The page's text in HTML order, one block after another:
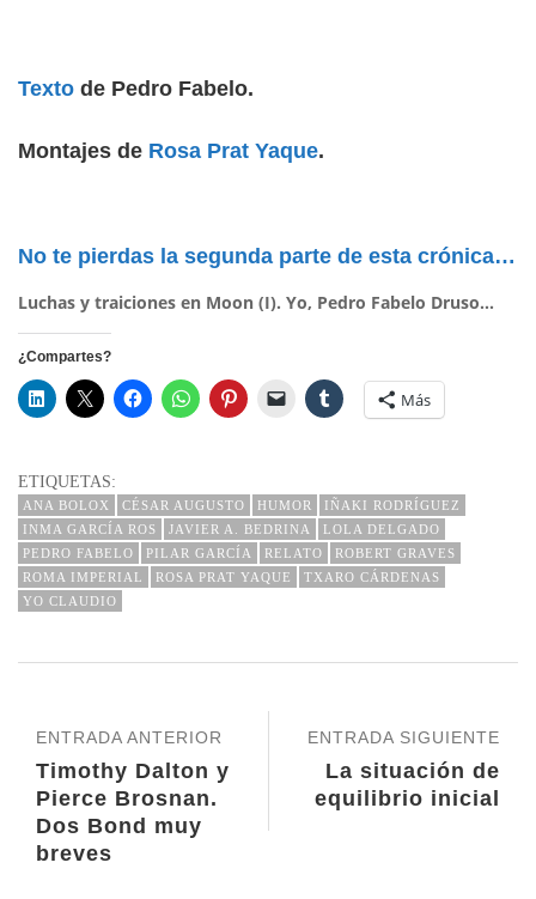
Texto de Pedro Fabelo.
Montajes de Rosa Prat Yaque.
No te pierdas la segunda parte de esta crónica…
Luchas y traiciones en Moon (I). Yo, Pedro Fabelo Druso…
¿Compartes?
Más
ETIQUETAS:
ANA BOLOX CÉSAR AUGUSTO HUMOR
IÑAKI RODRÍGUEZ
INMA GARCÍA ROS
JAVIER A. BEDRINA
LOLA DELGADO
PEDRO FABELO
PILAR GARCÍA RELATO
ROBERT GRAVES
ROMA IMPERIAL
ROSA PRAT YAQUE
TXARO CÁRDENAS
YO CLAUDIO
ENTRADA SIGUIENTE
La situación de
equilibrio inicial
ENTRADA ANTERIOR
Timothy Dalton y
Pierce Brosnan.
Dos Bond muy
breves